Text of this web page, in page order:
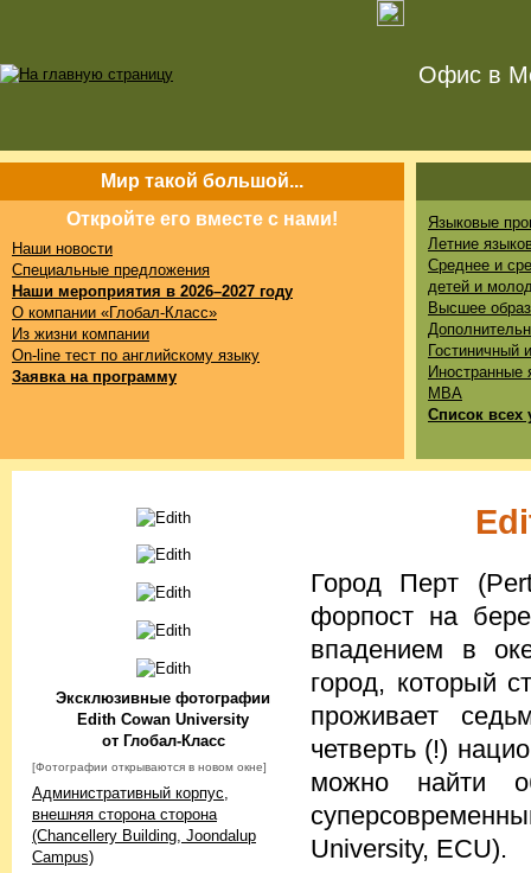
Офис в
Мир такой большой...
Откройте его вместе с нами!
Наши новости
Специальные предложения
Наши мероприятия в 2026–2027 году
О компании «Глобал-Класс»
Из жизни компании
On-line тест по английскому языку
Заявка на программу
Языковые
Летние
Среднее и
детей и
Высшее
Гостиничный
Иностранные
MBA
Список всех
Эксклюзивные фотографии
Edith Cowan University
от Глобал-Класс
[Фотографии открываются в новом окне]
Административный корпус,
внешняя сторона сторона
(Chancellery Building, Joondalup
Campus)
Город Перт
форпост на
впадением в
город, который
проживает
четверть (!)
можно найти
University, ECU).